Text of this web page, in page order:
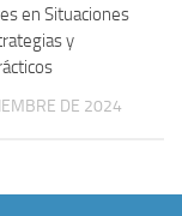
en Situaciones
y
DE 2024